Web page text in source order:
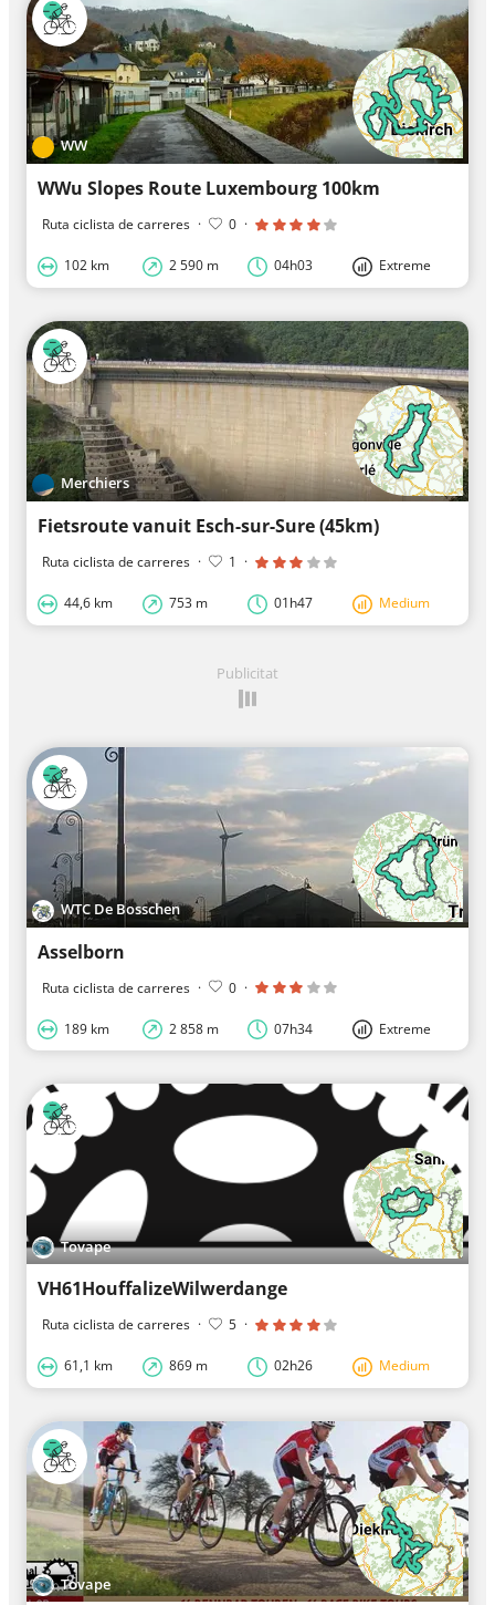
WW
WWu Slopes Route Luxembourg 100km
Ruta ciclista de carreres · 0 ·
102 km 2 590 m 04h03 Extreme
Merchiers
Fietsroute vanuit Esch-sur-Sure (45km)
Ruta ciclista de carreres · 1 ·
44,6 km 753 m 01h47 Medium
Publicitat
WTC De Bosschen
Asselborn
Ruta ciclista de carreres · 0 ·
189 km 2 858 m 07h34 Extreme
Tovape
VH61HouffalizeWilwerdange
Ruta ciclista de carreres · 5 ·
61,1 km 869 m 02h26 Medium
Tovape